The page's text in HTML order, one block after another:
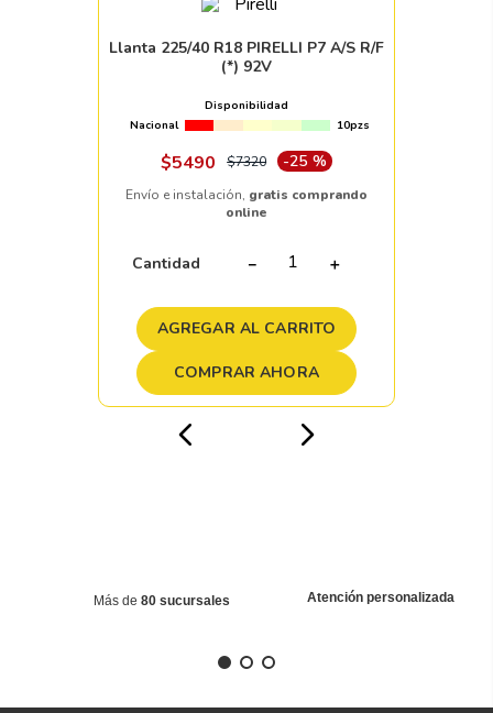
Llanta 225/40 R18 PIRELLI P7 A/S R/F
(*) 92V
Disponibilidad
Nacional
10pzs
$5490 $7320 -25 %
Envío e instalación, gratis comprando
online
Cantidad ＋
－
AGREGAR AL CARRITO
COMPRAR AHORA
Más de 80 sucursales Atención personalizada